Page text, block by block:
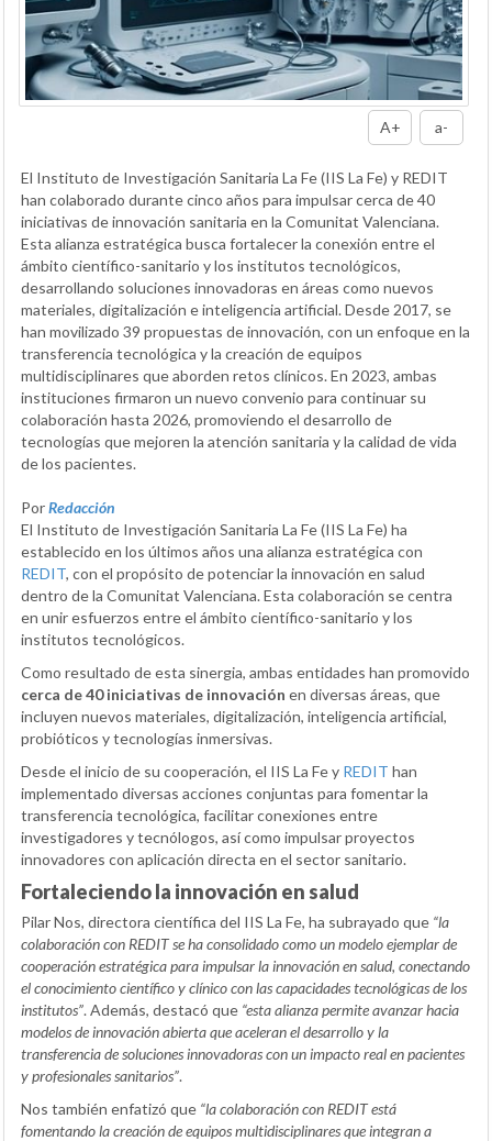
A+ a-
El Instituto de Investigación Sanitaria La Fe (IIS La Fe) y REDIT
han colaborado durante cinco años para impulsar cerca de 40
iniciativas de innovación sanitaria en la Comunitat Valenciana.
Esta alianza estratégica busca fortalecer la conexión entre el
ámbito científico-sanitario y los institutos tecnológicos,
desarrollando soluciones innovadoras en áreas como nuevos
materiales, digitalización e inteligencia artificial. Desde 2017, se
han movilizado 39 propuestas de innovación, con un enfoque en la
transferencia tecnológica y la creación de equipos
multidisciplinares que aborden retos clínicos. En 2023, ambas
instituciones firmaron un nuevo convenio para continuar su
colaboración hasta 2026, promoviendo el desarrollo de
tecnologías que mejoren la atención sanitaria y la calidad de vida
de los pacientes.
PorRedacción
El Instituto de Investigación Sanitaria La Fe (IIS La Fe) ha
establecido en los últimos años una alianza estratégica con
REDIT, con el propósito de potenciar la innovación en salud
dentro de la Comunitat Valenciana. Esta colaboración se centra
en unir esfuerzos entre el ámbito científico-sanitario y los
institutos tecnológicos.
Como resultado de esta sinergia, ambas entidades han promovido
cerca de 40 iniciativas de innovación en diversas áreas, que
incluyen nuevos materiales, digitalización, inteligencia artificial,
probióticos y tecnologías inmersivas.
Desde el inicio de su cooperación, el IIS La Fe y REDIT han
implementado diversas acciones conjuntas para fomentar la
transferencia tecnológica, facilitar conexiones entre
investigadores y tecnólogos, así como impulsar proyectos
innovadores con aplicación directa en el sector sanitario.
Fortaleciendo la innovación en salud
Pilar Nos, directora científica del IIS La Fe, ha subrayado que “la
colaboración con REDIT se ha consolidado como un modelo ejemplar de
cooperación estratégica para impulsar la innovación en salud, conectando
el conocimiento científico y clínico con las capacidades tecnológicas de los
institutos”. Además, destacó que “esta alianza permite avanzar hacia
modelos de innovación abierta que aceleran el desarrollo y la
transferencia de soluciones innovadoras con un impacto real en pacientes
y profesionales sanitarios”.
Nos también enfatizó que “la colaboración con REDIT está
fomentando la creación de equipos multidisciplinares que integran a